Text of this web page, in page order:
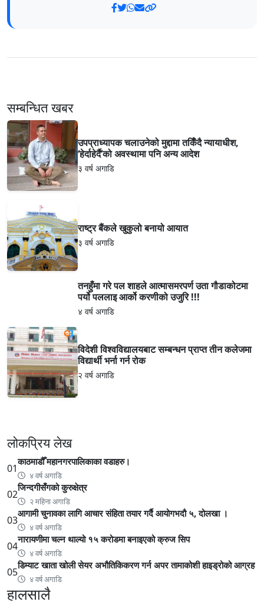
सम्बन्धित खबर
उपप्राध्यापक चलाउनेको मुद्दामा तर्किँदै न्यायाधीश,
‘हेर्दाहेर्दै’को अवस्थामा पनि अन्य आदेश
३ वर्ष अगाडि
राष्ट्र बैंकले खुकुलो बनायो आयात
३ वर्ष अगाडि
तनहुँमा गरे पल शाहले आत्मासमरपर्ण उता गौडाकोटमा
पर्यो पललाइ आर्को करणीको उजुरि !!!
४ वर्ष अगाडि
विदेशी विश्वविद्यालयबाट सम्बन्धन प्राप्त तीन कलेजमा
विद्यार्थी भर्ना गर्न रोक
२ वर्ष अगाडि
लोकप्रिय लेख
01
काठमाडौँ महानगरपालिकाका वडाहरु।
४ वर्ष अगाडि
02
जिन्दगीसँगको कुरुक्षेत्र
२ महिना अगाडि
03
आगामी चुनावका लागि आचार संहिता तयार गर्दै आयोगभदौ ५, दोलखा ।
४ वर्ष अगाडि
04
नारायणीमा चल्न थाल्यो १५ करोडमा बनाइएको क्रुज सिप
४ वर्ष अगाडि
05
डिम्याट खाता खोली सेयर अभौतिकिकरण गर्न अपर तामाकोशी हाइड्रोको आग्रह
४ वर्ष अगाडि
हालसालै